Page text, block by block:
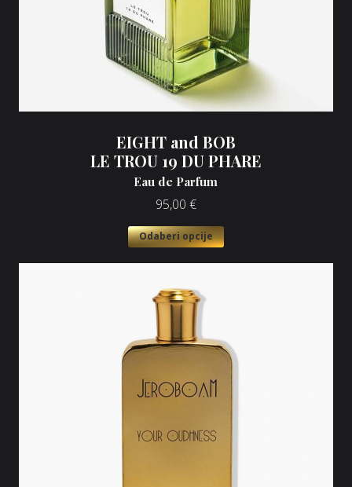
EIGHT and BOB
LE TROU 19 DU PHARE
Eau de Parfum
95,00 €
Odaberi opcije